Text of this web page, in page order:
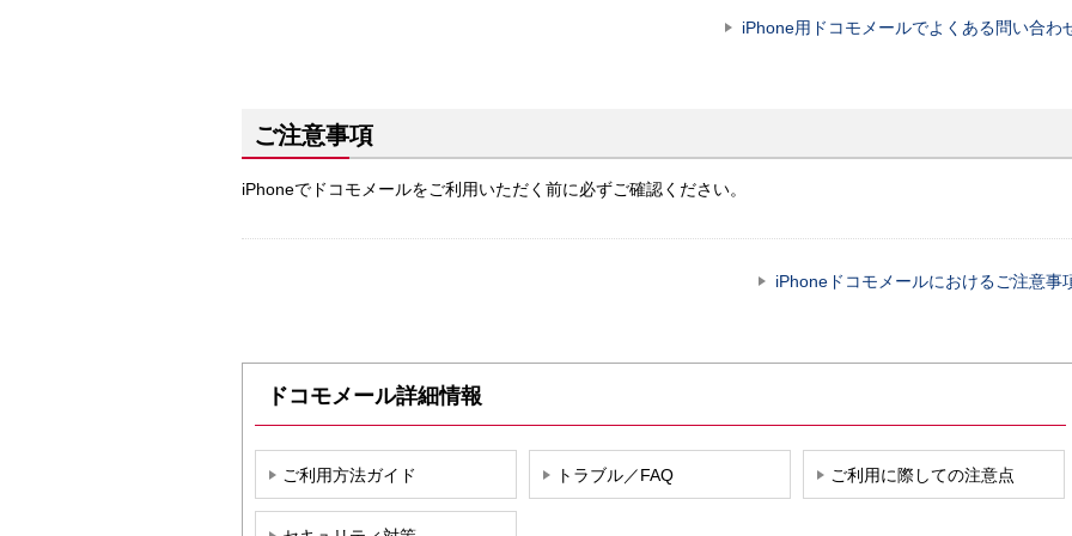
iPhone用ドコモメールでよくある問い合わ
ご注意事項
iPhoneでドコモメールをご利用いただく前に必ずご確認ください。
iPhoneドコモメールにおけるご注意事
ドコモメール詳細情報
ご利用方法ガイド トラブル／FAQ ご利用に際しての注意点